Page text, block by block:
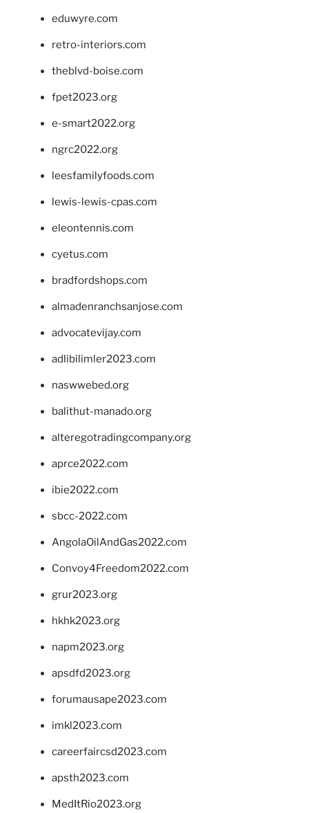
eduwyre.com
retro-interiors.com
theblvd-boise.com
fpet2023.org
e-smart2022.org
ngrc2022.org
leesfamilyfoods.com
lewis-lewis-cpas.com
eleontennis.com
cyetus.com
bradfordshops.com
almadenranchsanjose.com
advocatevijay.com
adlibilimler2023.com
naswwebed.org
balithut-manado.org
alteregotradingcompany.org
aprce2022.com
ibie2022.com
sbcc-2022.com
AngolaOilAndGas2022.com
Convoy4Freedom2022.com
grur2023.org
hkhk2023.org
napm2023.org
apsdfd2023.org
forumausape2023.com
imkl2023.com
careerfaircsd2023.com
apsth2023.com
MedItRio2023.org